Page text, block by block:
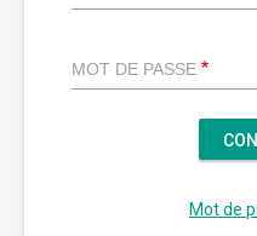
MOT DE PASSE
Mot de